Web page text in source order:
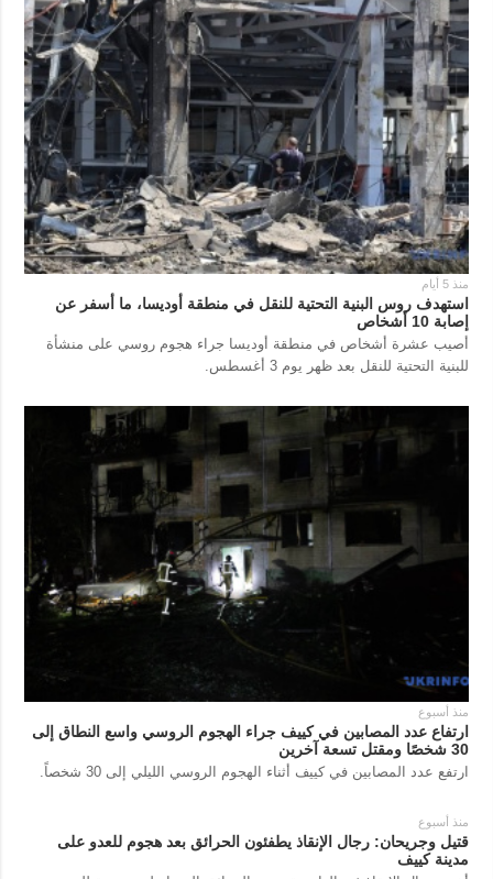
منذ 5 أيام
استهدف روس البنية التحتية للنقل في منطقة أوديسا، ما أسفر عن
إصابة 10 أشخاص
أصيب عشرة أشخاص في منطقة أوديسا جراء هجوم روسي على منشأة
للبنية التحتية للنقل بعد ظهر يوم 3 أغسطس.
منذ أسبوع
ارتفاع عدد المصابين في كييف جراء الهجوم الروسي واسع النطاق إلى
30 شخصًا ومقتل تسعة آخرين
ارتفع عدد المصابين في كييف أثناء الهجوم الروسي الليلي إلى 30 شخصاً.
منذ أسبوع
قتيل وجريحان: رجال الإنقاذ يطفئون الحرائق بعد هجوم للعدو على
مدينة كييف